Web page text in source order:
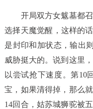
开局双方女魃墓都召
选择天魔觉醒，这样的
是封印和加状态，输出
威胁挺大的。说到这里
以尝试抢下速度。第10
宝，如果清得掉，那么
14回合，姑苏城狮驼被